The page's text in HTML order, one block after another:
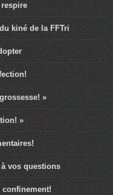
kiné de la FFTri
»
»
vos questions
confinement!